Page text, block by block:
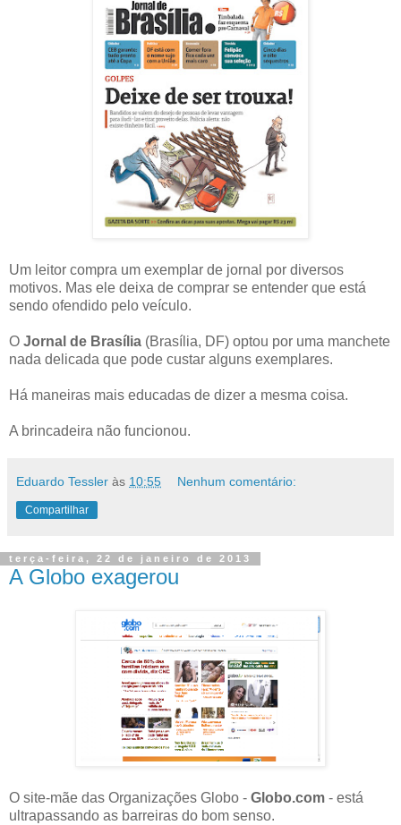
Um leitor compra um exemplar de jornal por diversos
motivos. Mas ele deixa de comprar se entender que está
sendo ofendido pelo veículo.
O Jornal de Brasília (Brasília, DF) optou por uma manchete
nada delicada que pode custar alguns exemplares.
Há maneiras mais educadas de dizer a mesma coisa.
A brincadeira não funcionou.
Eduardo Tessler às 10:55 Nenhum comentário:
Compartilhar
terça-feira, 22 de janeiro de 2013
A Globo exagerou
O site-mãe das Organizações Globo - Globo.com - está
ultrapassando as barreiras do bom senso.